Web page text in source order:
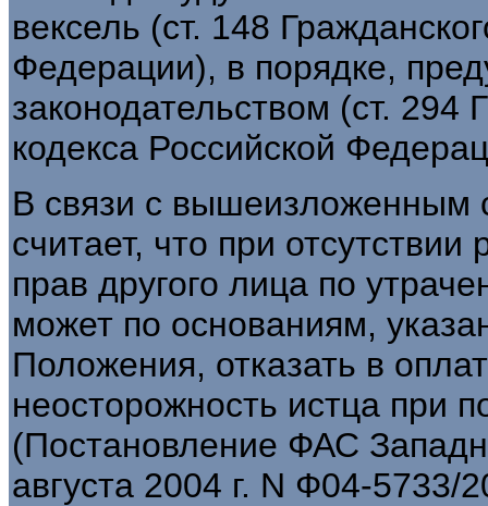
вексель (ст. 148
Федерации), в порядке,
законодательством (ст. 294
кодекса Российской
В связи с вышеизложенным
считает, что при
прав другого лица по
может по основаниям,
Положения, отказать в
неосторожность истца при
(Постановление ФАС
августа 2004 г. N Ф04-5733/